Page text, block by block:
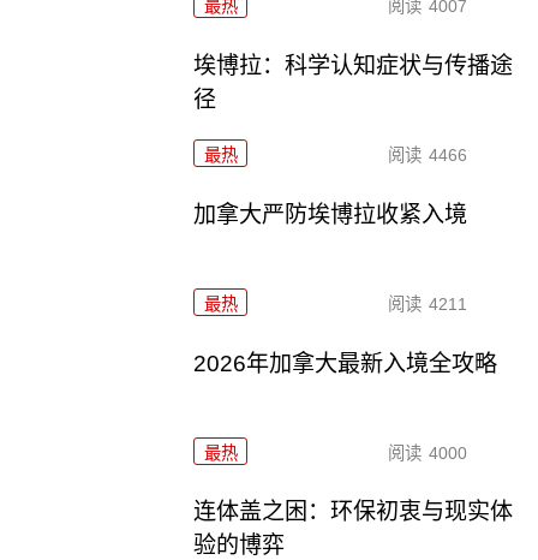
最热 阅读 4007
埃博拉：科学认知症状与传播途
径
最热 阅读 4466
加拿大严防埃博拉收紧入境
最热 阅读 4211
2026年加拿大最新入境全攻略
最热 阅读 4000
连体盖之困：环保初衷与现实体
验的博弈